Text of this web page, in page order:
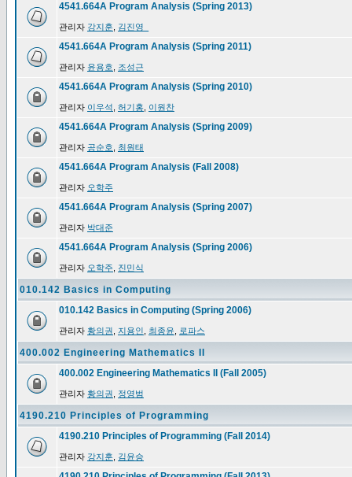
4541.664A Program Analysis (Spring 2013)
관리자 강지훈 김진영_
4541.664A Program Analysis (Spring 2011)
관리자 윤용호 조성근
4541.664A Program Analysis (Spring 2010)
관리자 이우석 허기홍 이원찬
4541.664A Program Analysis (Spring 2009)
관리자 공순호 최원태
4541.664A Program Analysis (Fall 2008)
관리자 오학주
4541.664A Program Analysis (Spring 2007)
관리자 박대준
4541.664A Program Analysis (Spring 2006)
관리자 오학주 진민식
010.142 Basics in Computing
010.142 Basics in Computing (Spring 2006)
관리자 황의권 지용인 최종윤 로파스
400.002 Engineering Mathematics II
400.002 Engineering Mathematics II (Fall 2005)
관리자 황의권 정영범
4190.210 Principles of Programming
4190.210 Principles of Programming (Fall 2014)
관리자 강지훈 김윤승